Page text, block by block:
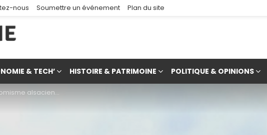
nous Soumettre un événement Plan du site
& TECH’ HISTOIRE & PATRIMOINE POLITIQUE & OPINIONS
lorrain de 1918 à 1939